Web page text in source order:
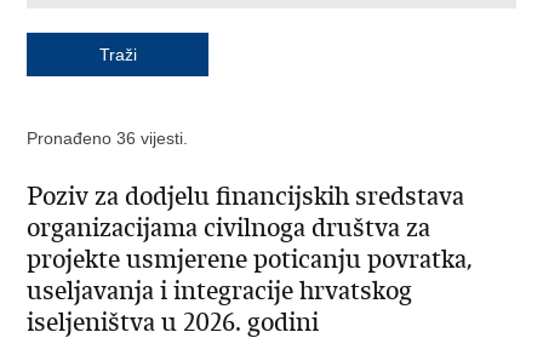
Pronađeno 36 vijesti.
Poziv za dodjelu financijskih sredstava
organizacijama civilnoga društva za
projekte usmjerene poticanju povratka,
useljavanja i integracije hrvatskog
iseljeništva u 2026. godini